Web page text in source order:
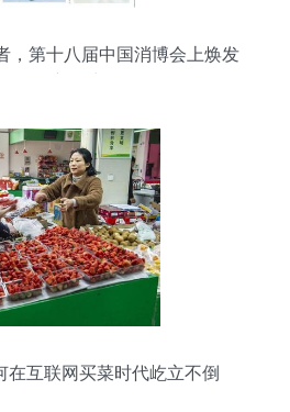
，第十八届中国消博会上焕发
在互联网买菜时代屹立不倒